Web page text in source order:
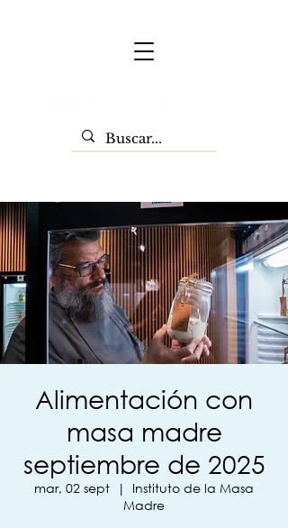
Alimentación con
masa madre
septiembre de 2025
mar, 02 sept
  |
Instituto de la Masa
Madre